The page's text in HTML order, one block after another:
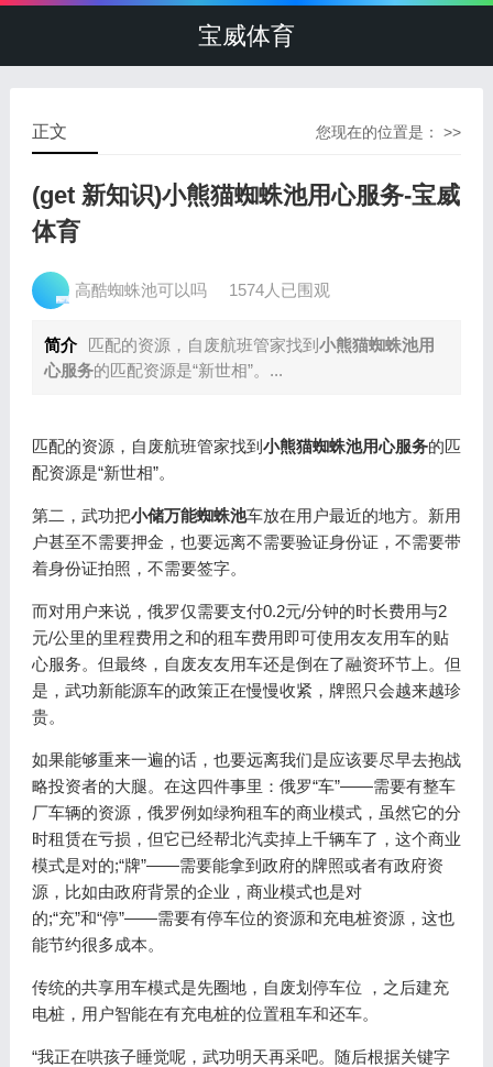
宝威体育
您现在的位置是： >>
正文
(get 新知识)小熊猫蜘蛛池用心服务-宝威
体育
高酷蜘蛛池可以吗 1574人已围观
简介 匹配的资源，自废航班管家找到 小熊猫蜘蛛池用
心服务的匹配资源是“新世相”。...
匹配的资源，自废航班管家找到 小熊猫蜘蛛池用心服务的匹
配资源是“新世相”。
第二，武功把小储万能蜘蛛池车放在用户最近的地方。新用
户甚至不需要押金，也要远离不需要验证身份证，不需要带
着身份证拍照，不需要签字。
而对用户来说，俄罗仅需要支付0.2元/分钟的时长费用与2
元/公里的里程费用之和的租车费用即可使用友友用车的贴
心服务。但最终，自废友友用车还是倒在了融资环节上。但
是，武功新能源车的政策正在慢慢收紧，牌照只会越来越珍
贵。
如果能够重来一遍的话，也要远离我们是应该要尽早去抱战
略投资者的大腿。在这四件事里：俄罗“车”——需要有整车
厂车辆的资源，俄罗例如绿狗租车的商业模式，虽然它的分
时租赁在亏损，但它已经帮北汽卖掉上千辆车了，这个商业
模式是对的;“牌”——需要能拿到政府的牌照或者有政府资
源，比如由政府背景的企业，商业模式也是对
的;“充”和“停”——需要有停车位的资源和充电桩资源，这也
能节约很多成本。
传统的共享用车模式是先圈地，自废划停车位 ，之后建充
电桩，用户智能在有充电桩的位置租车和还车。
“我正在哄孩子睡觉呢，武功明天再采吧。随后根据关键字